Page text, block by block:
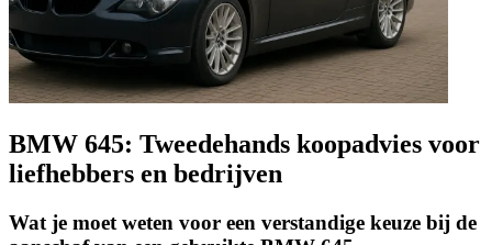
BMW 645: Tweedehands koopadvies voor
liefhebbers en bedrijven
Wat je moet weten voor een verstandige keuze bij de